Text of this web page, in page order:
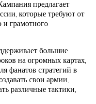
предлагает
которые требуют от
и грамотного
большие
на огромных картах,
фанатов стратегий в
свои армии,
различные тактики,